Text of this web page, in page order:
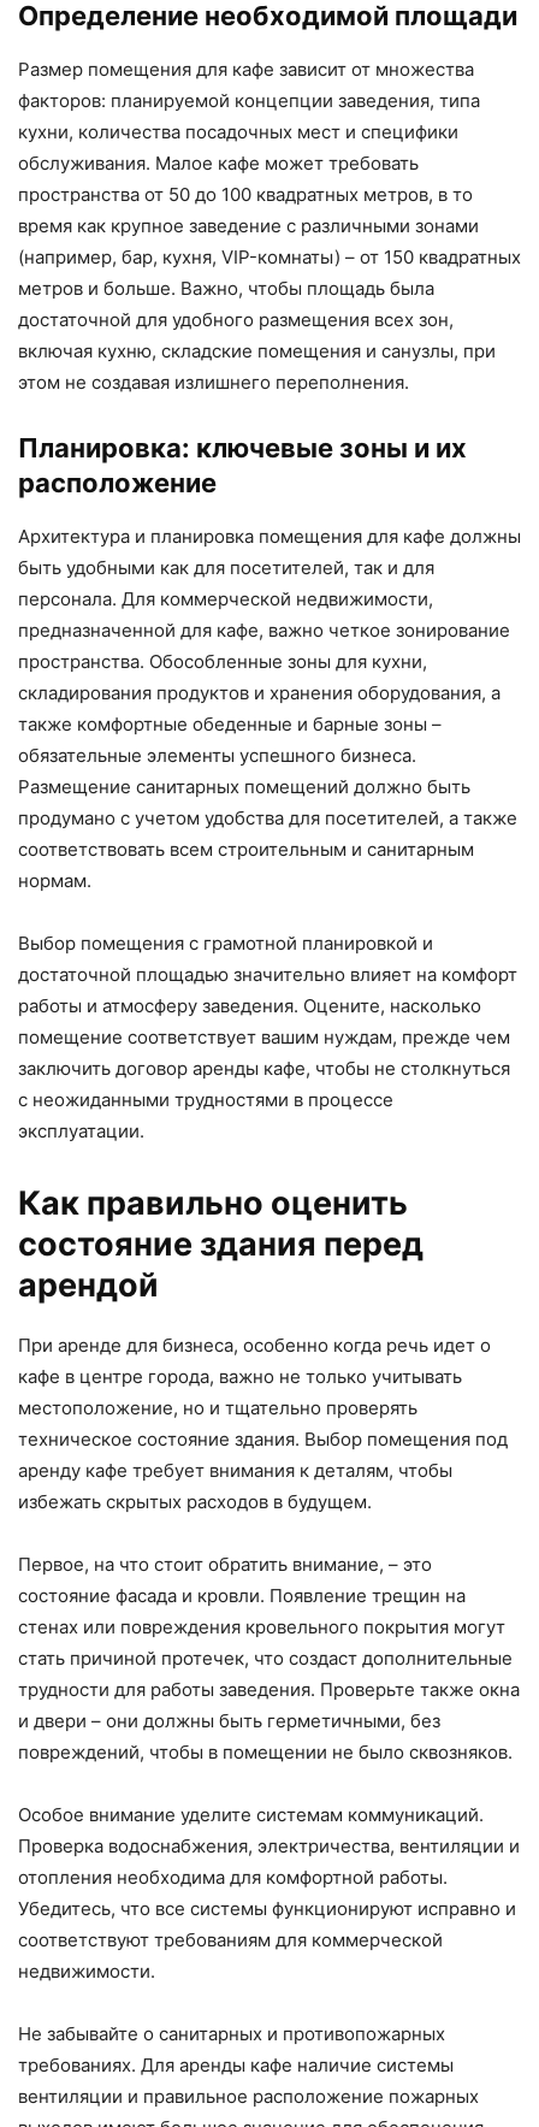
Определение необходимой площади
Размер помещения для кафе зависит от множества
факторов: планируемой концепции заведения, типа
кухни, количества посадочных мест и специфики
обслуживания. Малое кафе может требовать
пространства от 50 до 100 квадратных метров, в то
время как крупное заведение с различными зонами
(например, бар, кухня, VIP-комнаты) – от 150 квадратных
метров и больше. Важно, чтобы площадь была
достаточной для удобного размещения всех зон,
включая кухню, складские помещения и санузлы, при
этом не создавая излишнего переполнения.
Планировка: ключевые зоны и их
расположение
Архитектура и планировка помещения для кафе должны
быть удобными как для посетителей, так и для
персонала. Для коммерческой недвижимости,
предназначенной для кафе, важно четкое зонирование
пространства. Обособленные зоны для кухни,
складирования продуктов и хранения оборудования, а
также комфортные обеденные и барные зоны –
обязательные элементы успешного бизнеса.
Размещение санитарных помещений должно быть
продумано с учетом удобства для посетителей, а также
соответствовать всем строительным и санитарным
нормам.
Выбор помещения с грамотной планировкой и
достаточной площадью значительно влияет на комфорт
работы и атмосферу заведения. Оцените, насколько
помещение соответствует вашим нуждам, прежде чем
заключить договор аренды кафе, чтобы не столкнуться
с неожиданными трудностями в процессе
эксплуатации.
Как правильно оценить
состояние здания перед
арендой
При аренде для бизнеса, особенно когда речь идет о
кафе в центре города, важно не только учитывать
местоположение, но и тщательно проверять
техническое состояние здания. Выбор помещения под
аренду кафе требует внимания к деталям, чтобы
избежать скрытых расходов в будущем.
Первое, на что стоит обратить внимание, – это
состояние фасада и кровли. Появление трещин на
стенах или повреждения кровельного покрытия могут
стать причиной протечек, что создаст дополнительные
трудности для работы заведения. Проверьте также окна
и двери – они должны быть герметичными, без
повреждений, чтобы в помещении не было сквозняков.
Особое внимание уделите системам коммуникаций.
Проверка водоснабжения, электричества, вентиляции и
отопления необходима для комфортной работы.
Убедитесь, что все системы функционируют исправно и
соответствуют требованиям для коммерческой
недвижимости.
Не забывайте о санитарных и противопожарных
требованиях. Для аренды кафе наличие системы
вентиляции и правильное расположение пожарных